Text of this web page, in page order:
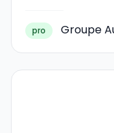
pro Groupe